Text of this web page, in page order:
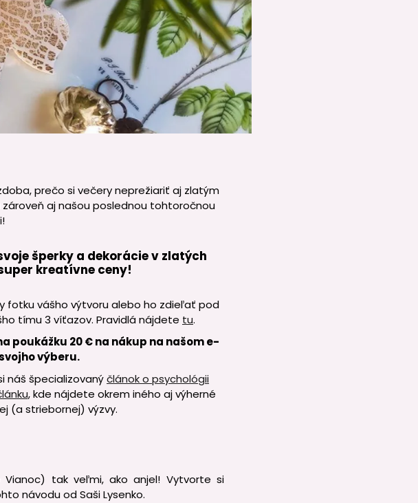
prečo si večery neprežiariť aj zlatým
aj našou poslednou tohtoročnou
šperky a dekorácie v zlatých
kreatívne ceny!
fotku vášho výtvoru alebo ho zdieľať pod
tímu 3 víťazov. Pravidlá nájdete tu.
poukážku 20 € na nákup na našom e-
výberu.
náš špecializovanýčlánok o psychológii
, kde nájdete okrem iného aj výherné
(a striebornej) výzvy.
tak veľmi, ako anjel! Vytvorte si
návodu od Saši Lysenko.